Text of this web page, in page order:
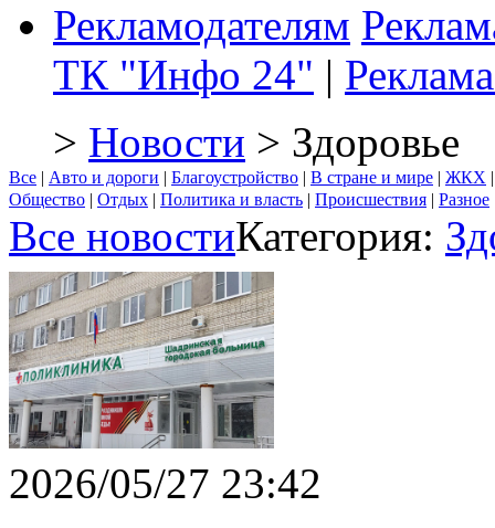
Рекламодателям
ТК "Инфо 24" |
> Новости > Здоровье
Все | Авто и дороги | Благоустройство | В стране и мире | ЖКХ
Общество | Отдых | Политика и власть | Происшествия | Разное
Все новостиКатегория:
2026/05/27 23:42